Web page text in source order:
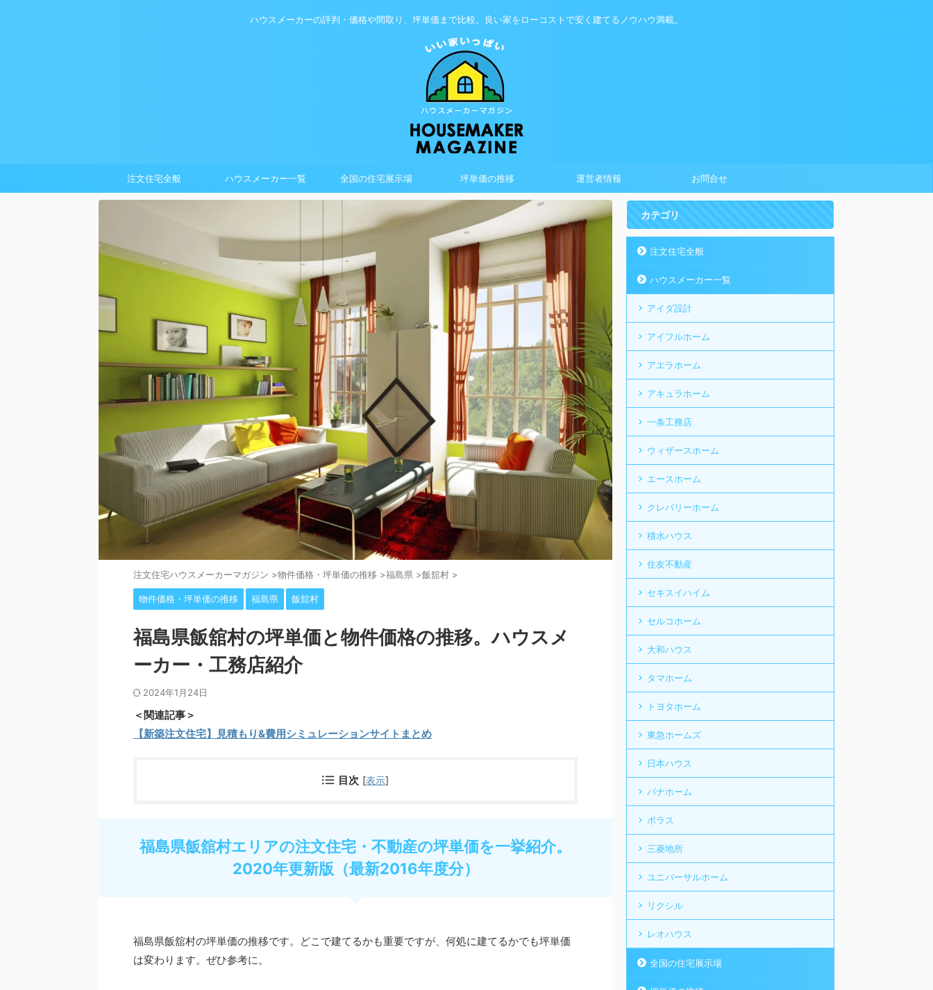
ハウスメーカーの評判・価格や間取り、坪単価まで比較。良い家をローコストで安く建てるノウハウ満載。
注文住宅全般 ハウスメーカー一覧 全国の住宅展示場 坪単価の推移 運営者情報 お問合せ
注⽂住宅ハウスメーカーマガジン >物件価格・坪単価の推移 >福島県 >飯舘村 >
物件価格・坪単価の推移 福島県 飯舘村
福島県飯舘村の坪単価と物件価格の推移。ハウスメ
ーカー・工務店紹介
2024年1月24日
＜関連記事＞
【新築注文住宅】見積もり&費用シミュレーションサイトまとめ
目次 [表示]
福島県飯舘村エリアの注文住宅・不動産の坪単価を一挙紹介。
2020年更新版（最新2016年度分）
福島県飯舘村の坪単価の推移です。どこで建てるかも重要ですが、何処に建てるかでも坪単価
は変わります。ぜひ参考に。
カテゴリ
注文住宅全般
ハウスメーカー一覧
アイダ設計
アイフルホーム
アエラホーム
アキュラホーム
一条工務店
ウィザースホーム
エースホーム
クレバリーホーム
積水ハウス
住友不動産
セキスイハイム
セルコホーム
大和ハウス
タマホーム
トヨタホーム
東急ホームズ
日本ハウス
パナホーム
ポラス
三菱地所
ユニバーサルホーム
リクシル
レオハウス
全国の住宅展示場